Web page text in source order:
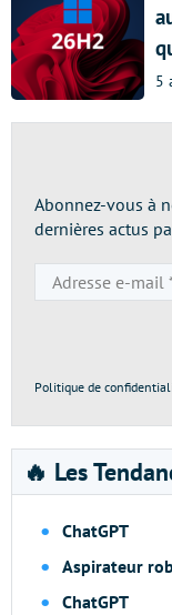
5
Abonnez-vous à
dernières actus
Politique de
🔥 Les
ChatGPT
Aspirateur
ChatGPT